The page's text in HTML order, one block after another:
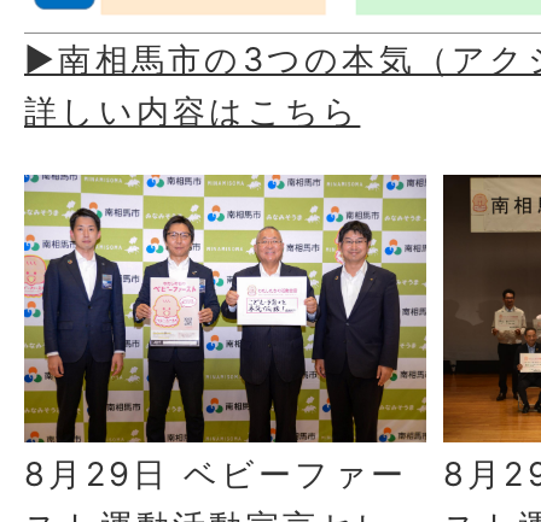
▶南相馬市の3つの本気（アク
詳しい内容はこちら
8月29日 ベビーファー
8月